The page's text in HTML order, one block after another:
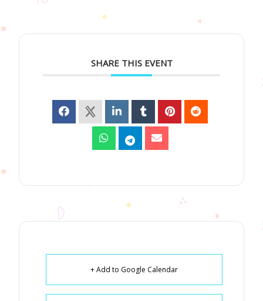
SHARE THIS EVENT
+ Add to Google Calendar